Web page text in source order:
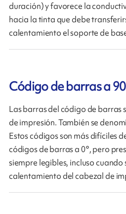
duración) y favorece la
hacia la tinta que debe
calentamiento el soporte de
Código de barras a
Las barras del código de barras
de impresión. También se
Estos códigos son más difíciles
códigos de barras a 0°, pero
siempre legibles, incluso cuando
calentamiento del cabezal de